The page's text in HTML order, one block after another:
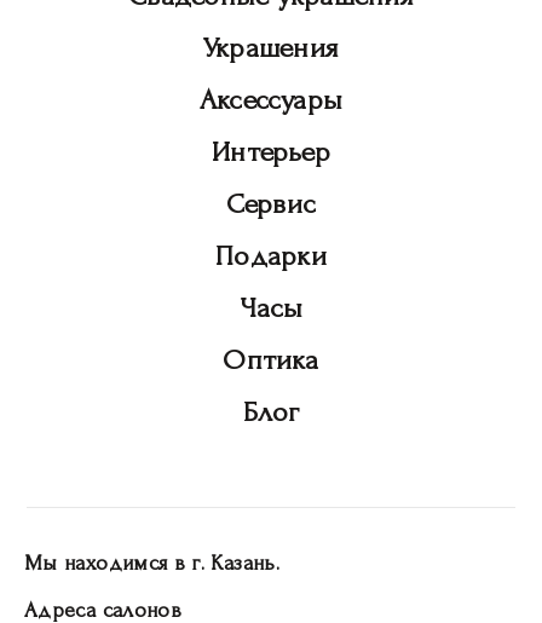
Украшения
Аксессуары
Интерьер
Сервис
Подарки
Часы
Оптика
Блог
Мы находимся в г. Казань.
Адреса салонов